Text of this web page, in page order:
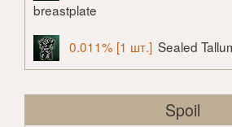
breastplate
0.011% [1 шт.] Sealed
Spoil